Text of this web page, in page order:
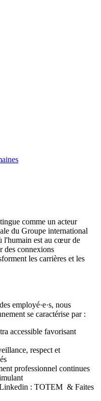
comme un acteur
du Groupe international
l'humain est au cœur de
des connexions
les carrières et les
employé·e·s, nous
se caractérise par :
accessible favorisant
respect et
professionnel continues
: TOTEM & Faites